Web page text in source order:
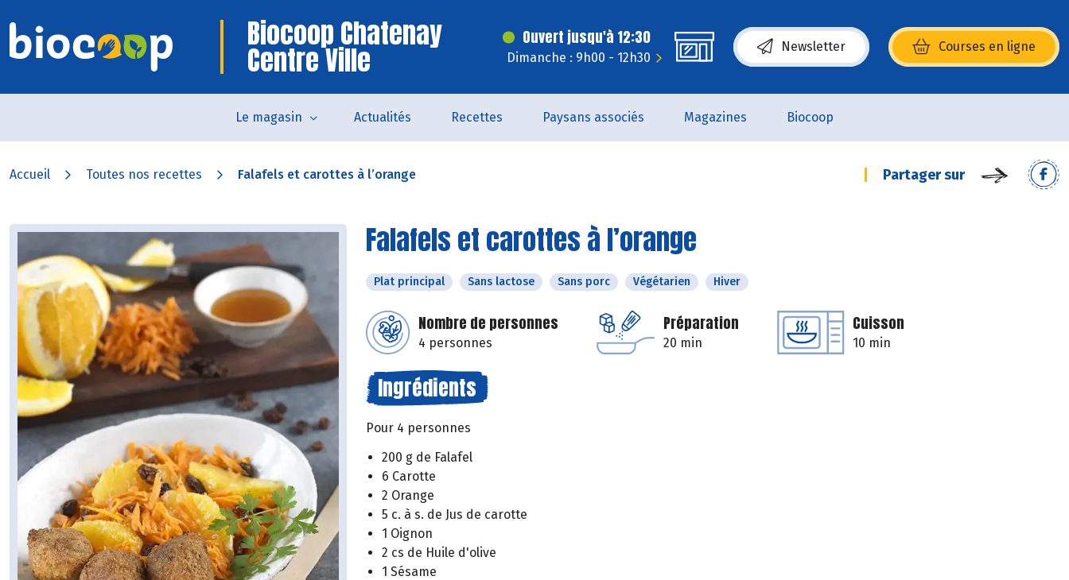
Biocoop Chatenay
Centre Ville
Ouvert jusqu'à 12:30
Dimanche : 9h00 - 12h30
Newsletter Courses en ligne
(s’ouvre dans une nouvelle fenêtre)
Le magasin Actualités Recettes Paysans associés Magazines Biocoop
Accueil Toutes nos recettes Falafels et carottes à l’orange Partager sur
Falafels et carottes à l’orange
Plat principal Sans lactose Sans porc Végétarien Hiver
Nombre de personnes
4 personnes
Préparation
20 min
Cuisson
10 min
Ingrédients
Pour 4 personnes
200 g de Falafel
6 Carotte
2 Orange
5 c. à s. de Jus de carotte
1 Oignon
2 cs de Huile d'olive
1 Sésame